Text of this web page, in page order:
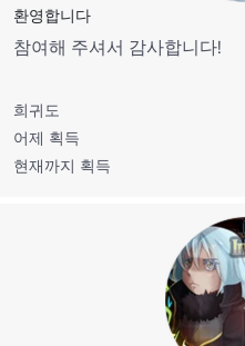
환영합니다
참여해 주셔서 감사합니다!
희귀도
어제 획득
현재까지 획득